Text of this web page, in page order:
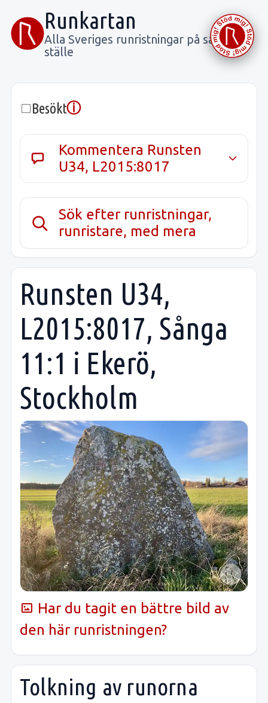
Runkartan
Alla Sveriges runristningar på samma
ställe
Besöktⓘ
Kommentera Runsten
U34, L2015:8017
Sök efter runristningar,
runristare, med mera
Runsten U34,
L2015:8017, Sånga
11:1 i Ekerö,
Stockholm
Har du tagit en bättre bild av
den här runristningen?
Tolkning av runorna